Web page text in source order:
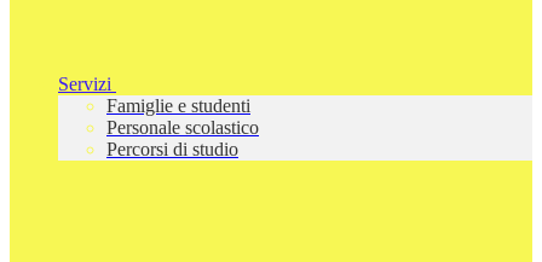
Servizi
Famiglie e studenti
Personale scolastico
Percorsi di studio